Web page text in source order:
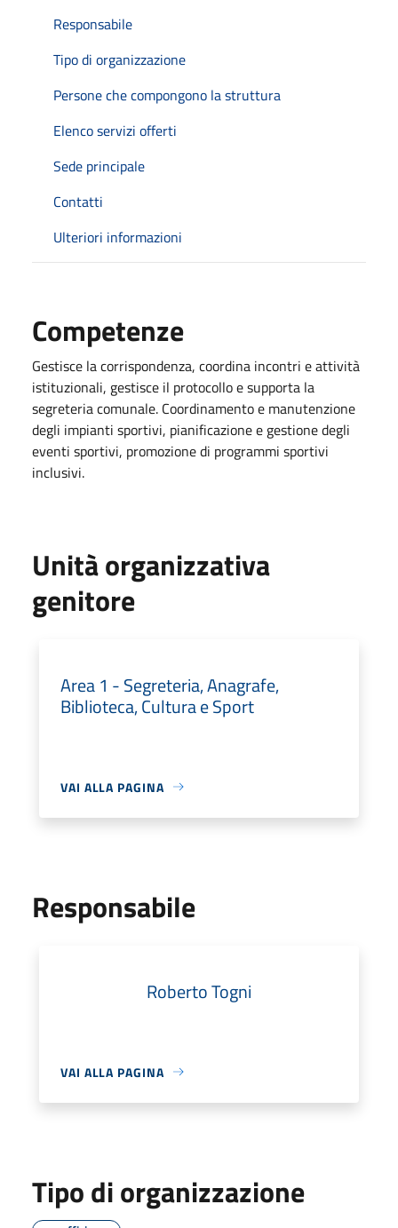
Responsabile
Tipo di organizzazione
Persone che compongono la struttura
Elenco servizi offerti
Sede principale
Contatti
Ulteriori informazioni
Competenze
Gestisce la corrispondenza, coordina incontri e attività
istituzionali, gestisce il protocollo e supporta la
segreteria comunale. Coordinamento e manutenzione
degli impianti sportivi, pianificazione e gestione degli
eventi sportivi, promozione di programmi sportivi
inclusivi.
Unità organizzativa
genitore
Area 1 - Segreteria, Anagrafe,
Biblioteca, Cultura e Sport
VAI ALLA PAGINA
Responsabile
Roberto Togni
VAI ALLA PAGINA
Tipo di organizzazione